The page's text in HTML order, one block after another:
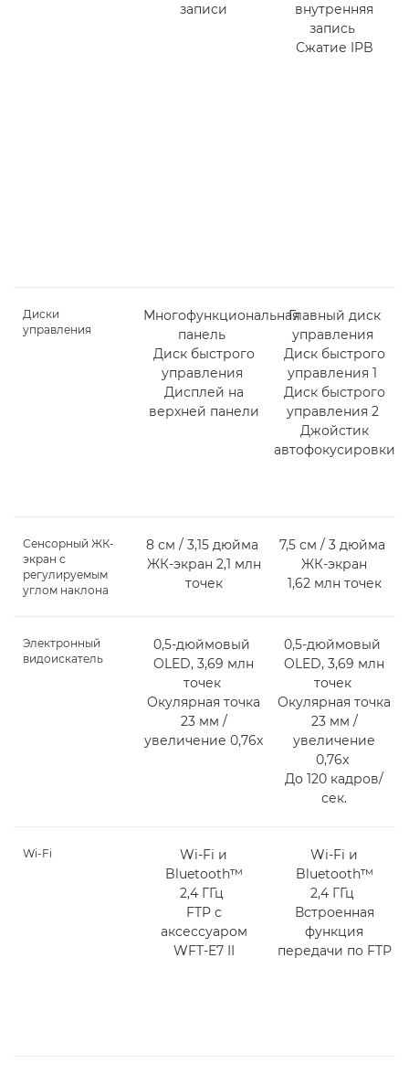
записи
внутренняя
запись
Сжатие IPB
Диски
управления
Многофункциональная
панель
Диск быстрого
управления
Дисплей на
верхней панели
Главный диск
управления
Диск быстрого
управления 1
Диск быстрого
управления 2
Джойстик
автофокусировки
Сенсорный ЖК-
экран с
регулируемым
углом наклона
8 см / 3,15 дюйма
ЖК-экран 2,1 млн
точек
7,5 см / 3 дюйма
ЖК-экран
1,62 млн точек
Электронный
видоискатель
0,5-дюймовый
OLED, 3,69 млн
точек
Окулярная точка
23 мм /
увеличение 0,76x
0,5-дюймовый
OLED, 3,69 млн
точек
Окулярная точка
23 мм /
увеличение
0,76x
До 120 кадров/
сек.
Wi-Fi
Wi-Fi и
Bluetooth™
2,4 ГГц
FTP с
аксессуаром
WFT-E7 II
Wi-Fi и
Bluetooth™
2,4 ГГц
Встроенная
функция
передачи по FTP